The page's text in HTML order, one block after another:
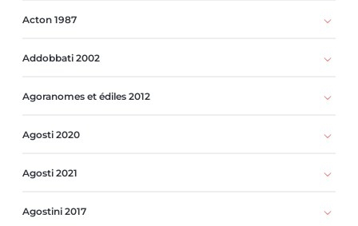
Acton 1987
Addobbati 2002
Agoranomes et édiles 2012
Agosti 2020
Agosti 2021
Agostini 2017